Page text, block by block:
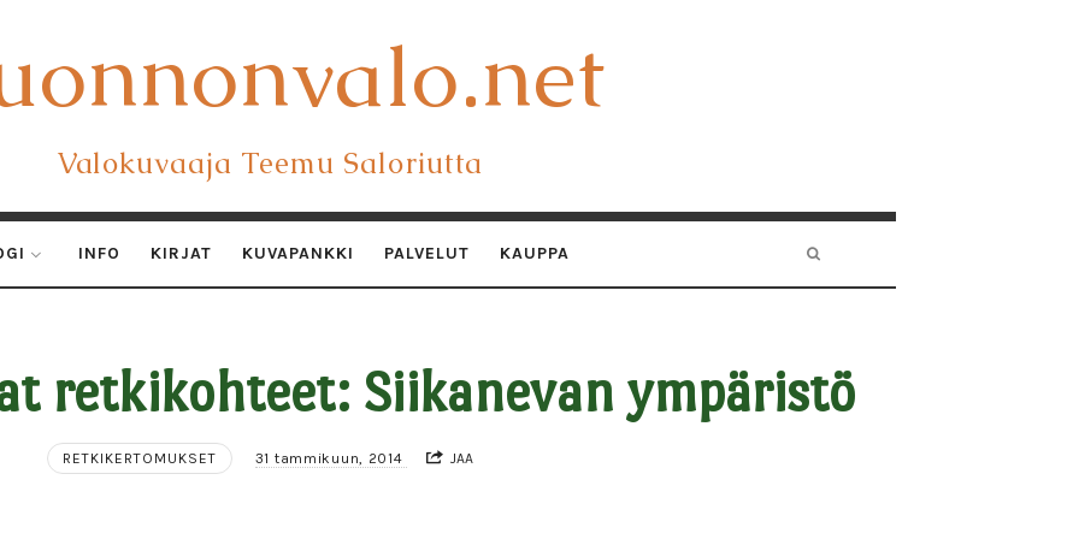
Valokuvaaja Teemu Saloriutta
INFO KIRJAT KUVAPANKKI PALVELUT KAUPPA
retkikohteet: Siikanevan ympäristö
RETKIKERTOMUKSET 31 tammikuun, 2014 JAA